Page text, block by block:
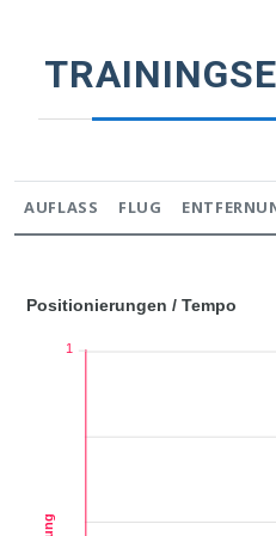
AUFLASS FLUG
Positionierungen / Tempo
1